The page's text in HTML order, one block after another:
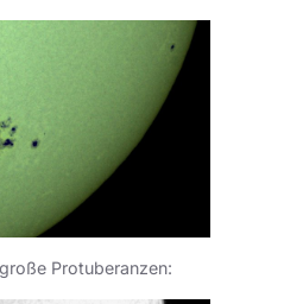
Protuberanzen: